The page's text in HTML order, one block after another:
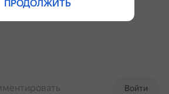
Войти
ПРОДОЛЖИТЬ